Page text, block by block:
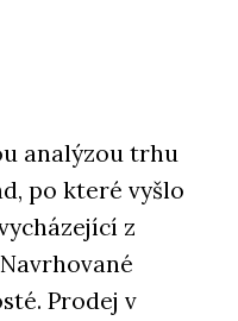
analýzou trhu
po které vyšlo
z
Prodej v